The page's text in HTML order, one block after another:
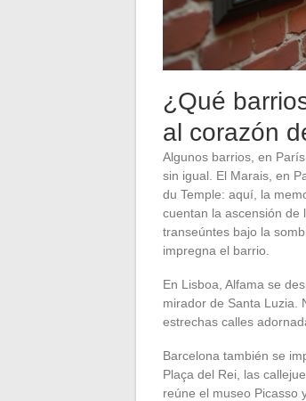
¿Qué
al corazón
Algunos barrios, en
sin igual. El Marais, en
du Temple: aquí, la
cuentan la ascensión de
transeúntes bajo la
impregna el barrio.
En Lisboa, Alfama se
mirador de Santa Luzia.
estrechas calles
Barcelona también se
Plaça del Rei, las
reúne el museo Picasso